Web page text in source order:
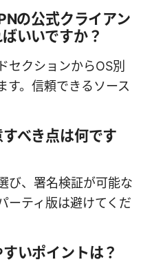
の公式クライアン
いいですか？
セクションからOS別
す。信頼できるソース
べき点は何です
び、署名検証が可能な
ーティ版は避けてくだ
いポイントは？